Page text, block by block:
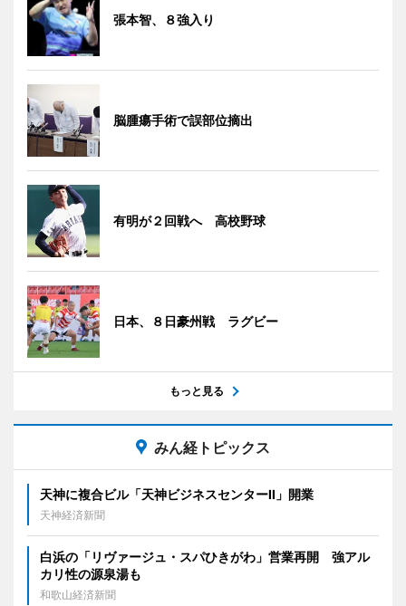
張本智、８強入り
脳腫瘍手術で誤部位摘出
有明が２回戦へ 高校野球
日本、８日豪州戦 ラグビー
もっと見る
みん経トピックス
天神に複合ビル「天神ビジネスセンターII」開業
天神経済新聞
白浜の「リヴァージュ・スパひきがわ」営業再開 強アル
カリ性の源泉湯も
和歌山経済新聞